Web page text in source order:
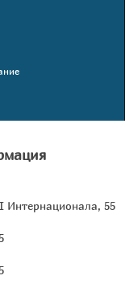
Интернационала, 55